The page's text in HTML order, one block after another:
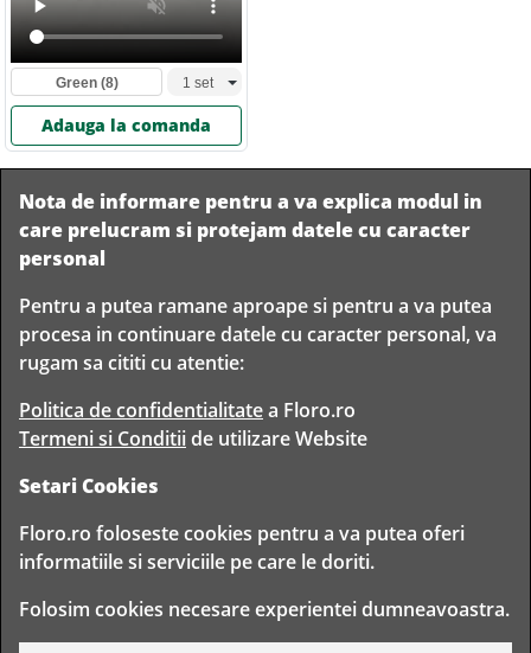
Green(8)
Adauga la comanda
Livrare
rapida
Livram in
orice
Romania
Garantam
TIMP PENTRU
FLORISTI
Copyright © 2020 Toate drepturile rezervate
FLORO CLUB FLORIST S.R.L. - CUI 30314943
BD. TIMISOARA 80, BUCURESTI, ROMANIA
Nota de informare pentru a va explica modul in
care prelucram si protejam datele cu caracter
personal
Pentru a putea ramane aproape si pentru a va putea
procesa in continuare datele cu caracter personal, va
rugam sa cititi cu atentie:
Politica de confidentialitatea Floro.ro
Termeni si Conditiide utilizare Website
Setari Cookies
Floro.ro foloseste cookies pentru a va putea oferi
informatiile si serviciile pe care le doriti.
Folosim cookies necesare experientei dumneavoastra.